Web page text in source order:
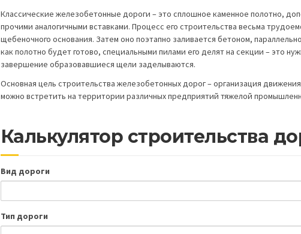
Классические железобетонные дороги – это сплошное каменное полотно,
прочими аналогичными вставками. Процесс его строительства весьма
щебеночного основания. Затем оно поэтапно заливается бетоном,
как полотно будет готово, специальными пилами его делят на секции – это
завершение образовавшиеся щели заделываются.
Основная цель строительства железобетонных дорог – организация
можно встретить на территории различных предприятий тяжелой
Калькулятор строительства
Вид дороги
Тип дороги